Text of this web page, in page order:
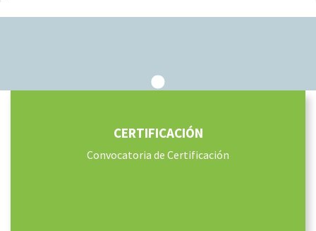
CERTIFICACIÓN
Convocatoria de Certificación